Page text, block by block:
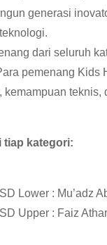
generasi
dari seluruh
pemenang Kids
tiap kategori:
Lower : Mu’adz
Upper : Faiz